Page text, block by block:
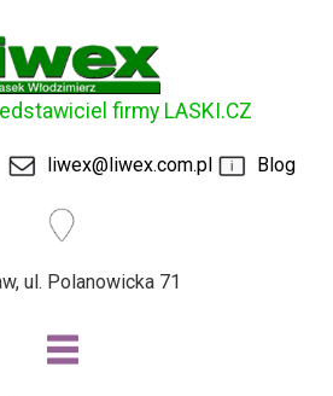
firmy LASKI.CZ
liwex@liwex.com.pl Blog
ul. Polanowicka 71